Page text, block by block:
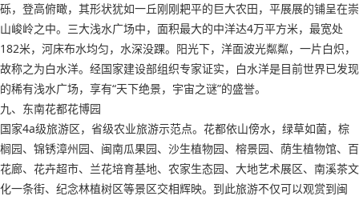
砾，登高俯瞰，其形状犹如一丘刚刚耙平的巨大农田，平展展的铺呈在崇
山峻岭之中。三大浅水广场中，面积最大的中洋达4万平方米，最宽处
182米，河床布水均匀，水深没踝。阳光下，洋面波光粼粼，一片白炽，
故称之为白水洋。经国家建设部组织专家证实，白水洋是目前世界已发现
的稀有浅水广场，享有“天下绝景，宇宙之谜”的盛誉。
九、东南花都花博园
国家4a级旅游区，省级农业旅游示范点。花都依山傍水，绿草如菌，棕
榈园、锦锈漳州园、闽南瓜果园、沙生植物园、榕景园、荫生植物馆、百
花廊、花卉超市、兰花培育基地、农家生态园、大地艺术展区、南溪茶文
化一条街、纪念林植树区等景区交相辉映。到此旅游不仅可以观赏到闽